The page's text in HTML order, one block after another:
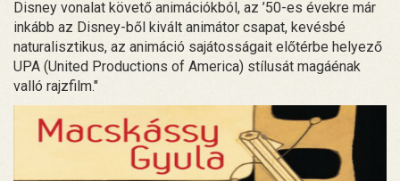
Disney vonalat követő animációkból, az ’50-es évekre már
inkább az Disney-ből kivált animátor csapat, kevésbé
naturalisztikus, az animáció sajátosságait előtérbe helyező
UPA (United Productions of America) stílusát magáénak
valló rajzfilm."